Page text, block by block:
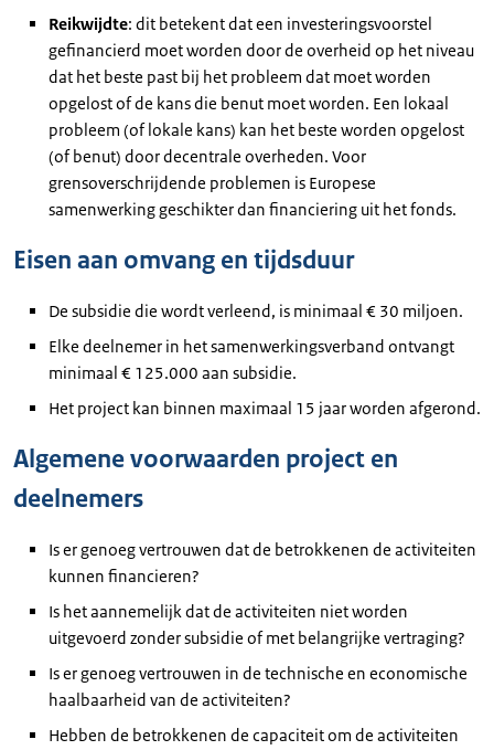
Reikwijdte: dit betekent dat een investeringsvoorstel
gefinancierd moet worden door de overheid op het niveau
dat het beste past bij het probleem dat moet worden
opgelost of de kans die benut moet worden. Een lokaal
probleem (of lokale kans) kan het beste worden opgelost
(of benut) door decentrale overheden. Voor
grensoverschrijdende problemen is Europese
samenwerking geschikter dan financiering uit het fonds.
Eisen aan omvang en tijdsduur
De subsidie die wordt verleend, is minimaal € 30 miljoen.
Elke deelnemer in het samenwerkingsverband ontvangt
minimaal € 125.000 aan subsidie.
Het project kan binnen maximaal 15 jaar worden afgerond.
Algemene voorwaarden project en
deelnemers
Is er genoeg vertrouwen dat de betrokkenen de activiteiten
kunnen financieren?
Is het aannemelijk dat de activiteiten niet worden
uitgevoerd zonder subsidie of met belangrijke vertraging?
Is er genoeg vertrouwen in de technische en economische
haalbaarheid van de activiteiten?
Hebben de betrokkenen de capaciteit om de activiteiten